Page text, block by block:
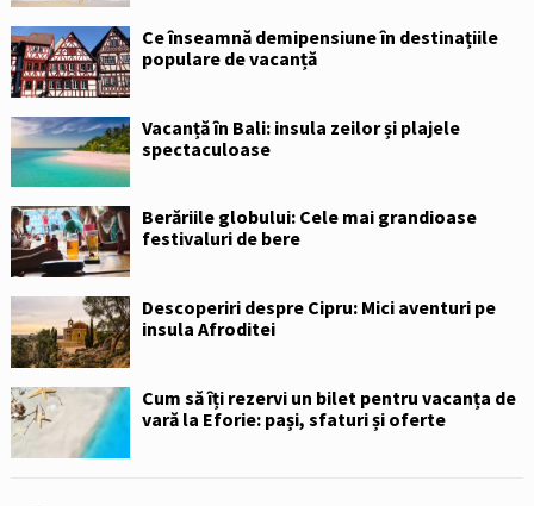
Ce înseamnă demipensiune în destinațiile
populare de vacanță
Vacanță în Bali: insula zeilor și plajele
spectaculoase
Berăriile globului: Cele mai grandioase
festivaluri de bere
Descoperiri despre Cipru: Mici aventuri pe
insula Afroditei
Cum să îți rezervi un bilet pentru vacanța de
vară la Eforie: pași, sfaturi și oferte